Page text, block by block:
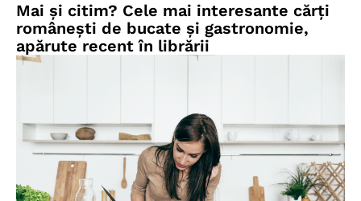
Mai și citim? Cele mai interesante cărți
românești de bucate și gastronomie,
apărute recent în librării